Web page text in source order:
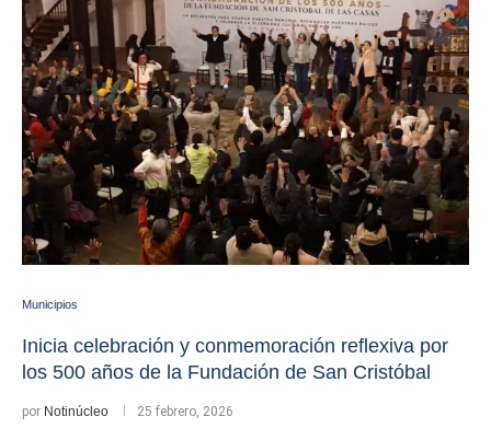
Municipios
Inicia celebración y conmemoración reflexiva por
los 500 años de la Fundación de San Cristóbal
por Notinúcleo 25 febrero, 2026